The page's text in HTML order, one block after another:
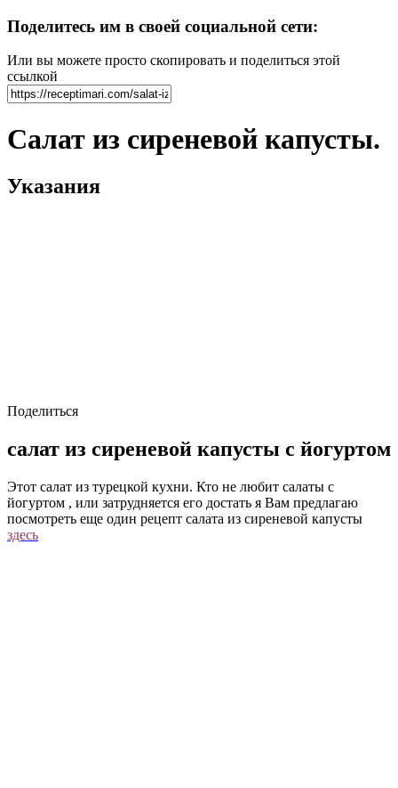
Поделитесь им в своей социальной сети:
Или вы можете просто скопировать и поделиться этой
ссылкой
Салат из сиреневой капусты.
Указания
Поделиться
салат из сиреневой капусты с йогуртом
Этот салат из турецкой кухни. Кто не любит салаты с
йогуртом , или затрудняется его достать я Вам предлагаю
посмотреть еще один рецепт салата из сиреневой капусты
здесь